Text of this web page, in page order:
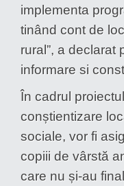
implementa
tinând cont de
rural”, a
informare si
În cadrul
conștientizare
sociale, vor fi
copiii de vârstă
care nu și-au